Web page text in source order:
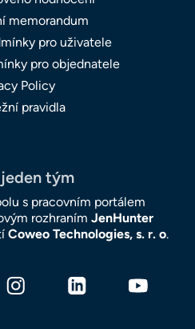
memorandum
pro uživatele
pro objednatele
Policy
pravidla
tým
s pracovním portálem
rozhraním JenHunter
Coweo Technologies, s. r. o.